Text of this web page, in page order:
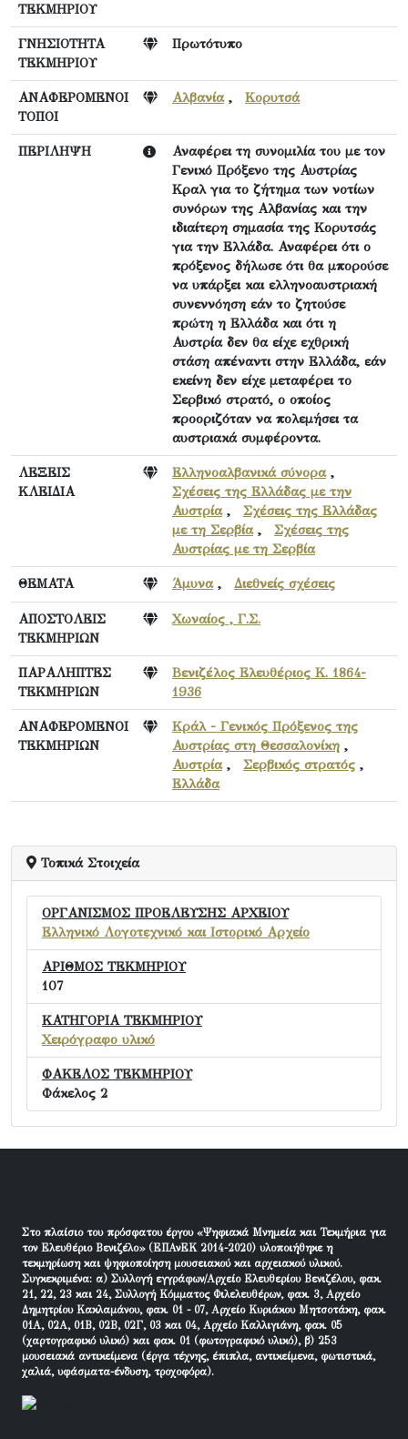
ΤΕΚΜΗΡΙΟΥ
ΓΝΗΣΙΟΤΗΤΑ
ΤΕΚΜΗΡΙΟΥ
Πρωτότυπο
ΑΝΑΦΕΡΟΜΕΝΟΙ
ΤΟΠΟΙ
Αλβανία, Κορυτσά
ΠΕΡΙΛΗΨΗ
Αναφέρει τη συνομιλία του με τον
Γενικό Πρόξενο της Αυστρίας
Κραλ για το ζήτημα των νοτίων
συνόρων της Αλβανίας και την
ιδιαίτερη σημασία της Κορυτσάς
για την Ελλάδα. Αναφέρει ότι ο
πρόξενος δήλωσε ότι θα μπορούσε
να υπάρξει και ελληνοαυστριακή
συνεννόηση εάν το ζητούσε
πρώτη η Ελλάδα και ότι η
Αυστρία δεν θα είχε εχθρική
στάση απέναντι στην Ελλάδα, εάν
εκείνη δεν είχε μεταφέρει το
Σερβικό στρατό, ο οποίος
προοριζόταν να πολεμήσει τα
αυστριακά συμφέροντα.
ΛΕΞΕΙΣ
ΚΛΕΙΔΙΑ
Ελληνοαλβανικά σύνορα,
Σχέσεις της Ελλάδας με την
Αυστρία, Σχέσεις της Ελλάδας
με τη Σερβία, Σχέσεις της
Αυστρίας με τη Σερβία
ΘΕΜΑΤΑ Άμυνα, Διεθνείς σχέσεις
ΑΠΟΣΤΟΛΕΙΣ
ΤΕΚΜΗΡΙΩΝ
Χωναίος , Γ.Σ.
ΠΑΡΑΛΗΠΤΕΣ
ΤΕΚΜΗΡΙΩΝ
Βενιζέλος Ελευθέριος Κ. 1864-
1936
ΑΝΑΦΕΡΟΜΕΝΟΙ
ΤΕΚΜΗΡΙΩΝ
Κράλ - Γενικός Πρόξενος της
Αυστρίας στη Θεσσαλονίκη ,
Αυστρία, Σερβικός στρατός ,
Ελλάδα
Τοπικά Στοιχεία
ΟΡΓΑΝΙΣΜΟΣ ΠΡΟΕΛΕΥΣΗΣ ΑΡΧΕΙΟΥ
Ελληνικό Λογοτεχνικό και Ιστορικό Αρχείο
ΑΡΙΘΜΟΣ ΤΕΚΜΗΡΙΟΥ
107
ΚΑΤΗΓΟΡΙΑ ΤΕΚΜΗΡΙΟΥ
Χειρόγραφο υλικό
ΦΑΚΕΛΟΣ ΤΕΚΜΗΡΙΟΥ
Φάκελος 2
Στο πλαίσιο του πρόσφατου έργου «Ψηφιακά Μνημεία και Τεκμήρια για
τον Ελευθέριο Βενιζέλο» (ΕΠΑνΕΚ 2014-2020) υλοποιήθηκε η
τεκμηρίωση και ψηφιοποίηση μουσειακού και αρχειακού υλικού.
Συγκεκριμένα: α) Συλλογή εγγράφων/Αρχείο Ελευθερίου Βενιζέλου, φακ.
21, 22, 23 και 24, Συλλογή Κόμματος Φιλελευθέρων, φακ. 3, Αρχείο
Δημητρίου Κακλαμάνου, φακ. 01 - 07, Αρχείο Κυριάκου Μητσοτάκη, φακ.
01Α, 02Α, 01Β, 02Β, 02Γ, 03 και 04, Αρχείο Καλλιγιάνη, φακ. 05
(χαρτογραφικό υλικό) και φακ. 01 (φωτογραφικό υλικό), β) 253
μουσειακά αντικείμενα (έργα τέχνης, έπιπλα, αντικείμενα, φωτιστικά,
χαλιά, υφάσματα-ένδυση, τροχοφόρα).